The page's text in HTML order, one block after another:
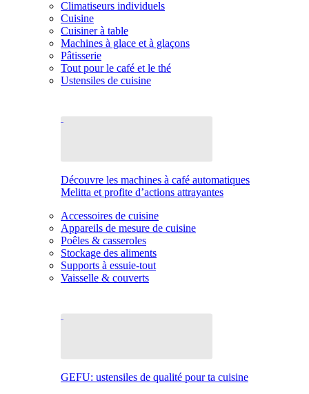
Climatiseurs individuels
Cuisine
Cuisiner à table
Machines à glace et à glaçons
Pâtisserie
Tout pour le café et le thé
Ustensiles de cuisine
Découvre les machines à café automatiques
Melitta et profite d’actions attrayantes
Accessoires de cuisine
Appareils de mesure de cuisine
Poêles & casseroles
Stockage des aliments
Supports à essuie-tout
Vaisselle & couverts
GEFU: ustensiles de qualité pour ta cuisine